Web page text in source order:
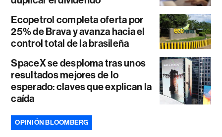
Ecopetrol completa oferta por
25% de Brava y avanza hacia el
control total de la brasileña
SpaceX se desploma tras unos
resultados mejores de lo
esperado: claves que explican la
caída
OPINIÓN BLOOMBERG